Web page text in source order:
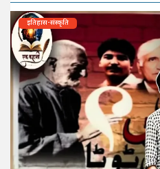
इतिहास-संस्कृति